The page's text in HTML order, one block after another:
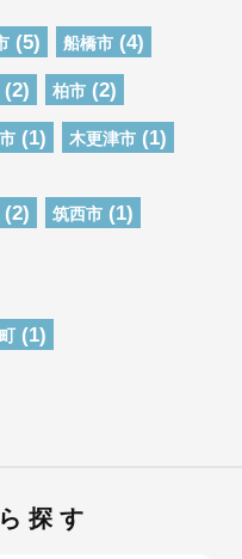
(5) 船橋市 (4)
(2) 柏市 (2)
(1) 木更津市 (1)
(2) 筑西市 (1)
(1)
探す